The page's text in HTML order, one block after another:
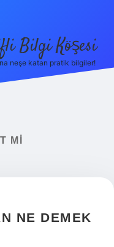
Bilgi Köşesi
neşe katan pratik bilgiler!
MI
NE DEMEK